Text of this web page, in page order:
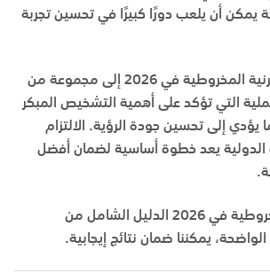
يمكن أن يلعب دورًا كبيرًا في تحسين تجربة
تستند نتائج علاج القرنية المخروطية في 2026 إلى مجموعة من
التي تؤكد على أهمية التشخيص المبكر
يؤدي إلى تحسين جودة الرؤية. الالتزام
الدولية يعد خطوة أساسية لضمان أفضل
علاج القرنية المخروطية في 2026 الدليل الشامل من
الواضحة، يمكننا ضمان نتائج إيجابية.